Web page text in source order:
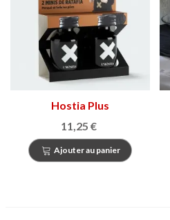
Hostia Plus
11,25 €
Ajouter au panier